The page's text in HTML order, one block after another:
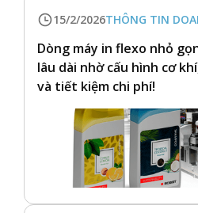
15/2/2026THÔNG TIN
Dòng máy in flexo nhỏ
lâu dài nhờ cấu hình cơ
và tiết kiệm chi phí!